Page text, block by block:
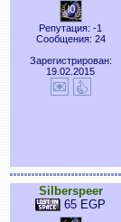
Репутация: -1
Сообщения: 24
Зарегистрирован:
19.02.2015
Silberspeer
65 EGP